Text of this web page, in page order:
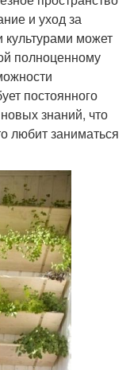
и уход за
может
полноценному
постоянного
знаний, что
любит заниматься